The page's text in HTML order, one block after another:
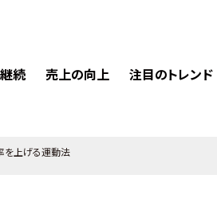
続 売上の向上 注目のトレンド
を上げる運動法